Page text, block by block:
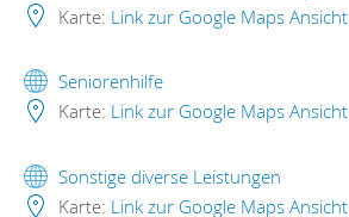
Karte: Link zur Google Maps Ansicht
Seniorenhilfe
Karte: Link zur Google Maps Ansicht
Sonstige diverse Leistungen
Karte: Link zur Google Maps Ansicht